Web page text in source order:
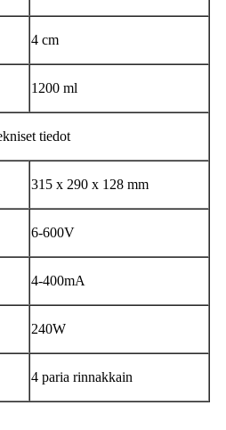
4 cm
1200 ml
tiedot
315 x 290 x 128 mm
6-600V
4-400mA
240W
4 paria rinnakkain